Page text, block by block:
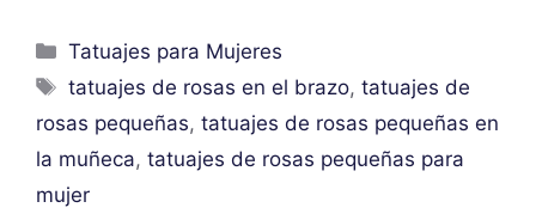
Categorías
Tatuajes para Mujeres
Etiquetas
tatuajes de rosas en el brazo,tatuajes de
rosas pequeñas, tatuajes de rosas pequeñas en
la muñeca, tatuajes de rosas pequeñas para
mujer